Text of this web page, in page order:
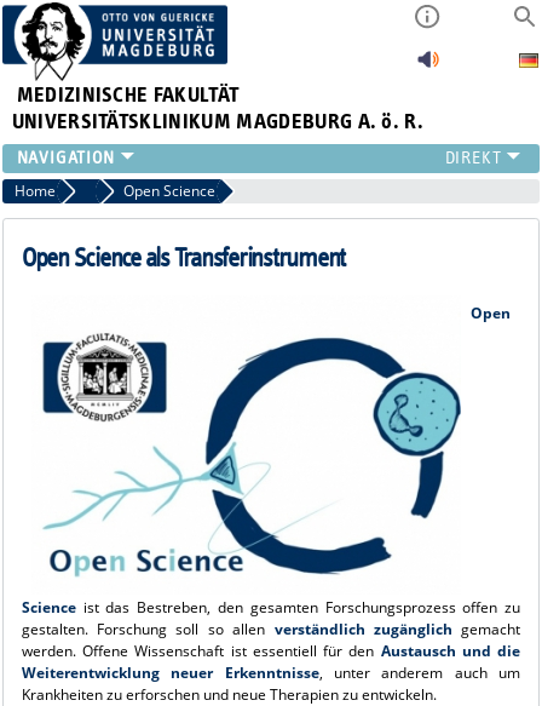
MEDIZINISCHE FAKULTÄT
UNIVERSITÄTSKLINIKUM MAGDEBURG A. ö. R.
INSTITUTE
KLINIKEN
ZENTRALE EINRICHTUNGEN
ÜBER UNS
INTERNATIONAL
INTRANET
Home TransferOpen Science
Open Science als Transferinstrument
Open
Scienceist das Bestreben, den gesamten Forschungsprozess offen zu
gestalten. Forschung soll so allen verständlich zugänglich gemacht
werden. Offene Wissenschaft ist essentiell für den Austausch und die
Weiterentwicklung neuer Erkenntnisse, unter anderem auch um
Krankheiten zu erforschen und neue Therapien zu entwickeln.